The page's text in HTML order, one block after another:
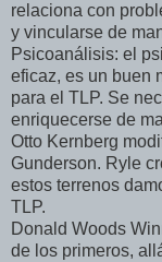
relaciona con
y vincularse de
Psicoanálisis: el
eficaz, es un buen
para el TLP. Se
enriquecerse de
Otto Kernberg
Gunderson. Ryle
estos terrenos
TLP.
Donald Woods
de los primeros,